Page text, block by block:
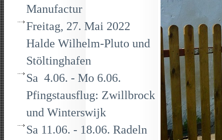
Manufactur
Freitag, 27. Mai 2022
Halde Wilhelm-Pluto und
Stöltinghafen
Sa 4.06. - Mo 6.06.
Pfingstausflug: Zwillbrock
und Winterswijk
Sa 11.06. - 18.06. Radeln